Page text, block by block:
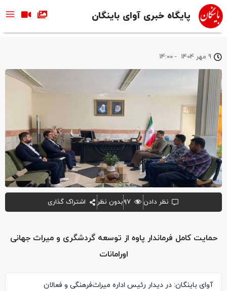
پایگاه خبری آوای باینگان
حمایت کامل فرماندار پاوه از توسعه گردشگری و میراث جهانی
اورامانات
آوای باینگان: در دیدار رئیس اداره میراث‌فرهنگی و فعالان
9 مهر 1404 -
14:00
نظر دادن ۹۷بدون نظر اشتراک گذاری